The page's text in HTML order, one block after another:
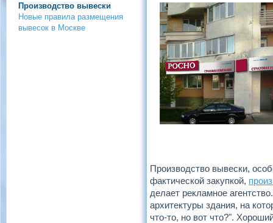
Производство вывески
Новые правила размещения
вывесок в Москве
Производство вывески,
фактической закупкой,
делает рекламное
архитектуры здания, на
что-то, но вот что?".